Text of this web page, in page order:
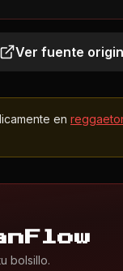
Ver fuente
en
bolsillo.